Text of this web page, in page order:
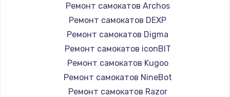
Ремонт самокатов Archos
Ремонт самокатов DEXP
Ремонт самокатов Digma
Ремонт самокатов iconBIT
Ремонт самокатов Kugoo
Ремонт самокатов NineBot
Ремонт самокатов Razor